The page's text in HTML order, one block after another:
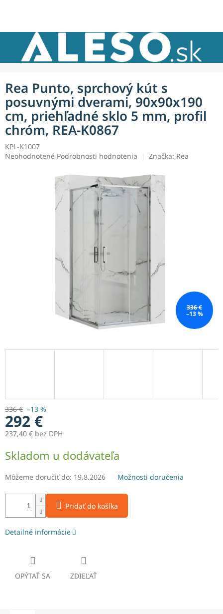
Rea Punto, sprchový kút s
posuvnými dverami, 90x90x190
cm, priehľadné sklo 5 mm, profil
chróm, REA-K0867
KPL-K1007
Priemerné
Neohodnotené Podrobnosti hodnotenia Značka: Rea
336 €
–13 %
336 € –13 %
292 €
237,40 € bez DPH
cena:
Skladom u dodávateľa
Môžeme doručiť do: 19.8.2026 Možnosti doručenia
Pridať do košíka
Detailné informácie
OPÝTAŤ SA ZDIEĽAŤ